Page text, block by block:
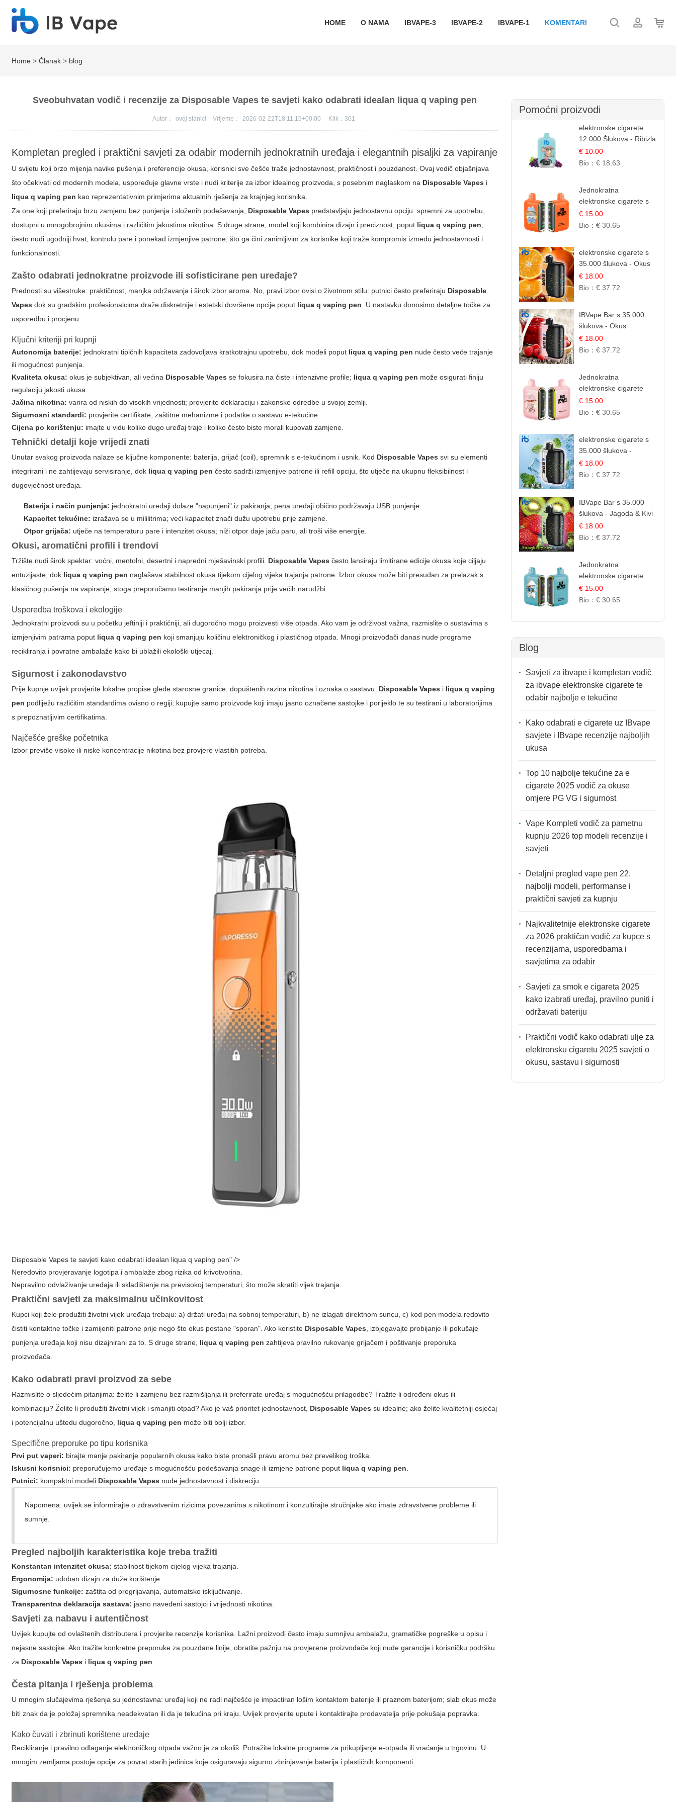
HOME O NAMA IBVAPE-3 IBVAPE-2 IBVAPE-1 KOMENTARI
Home >Članak > blog
Sveobuhvatan vodič i recenzije za Disposable Vapes te savjeti kako odabrati idealan liqua q vaping pen
Autor： ovoj stanici Vrijeme： 2026-02-22T18:11:19+00:00 Klik： 301
Kompletan pregled i praktični savjeti za odabir modernih jednokratnih uređaja i elegantnih pisaljki za vapiranje
U svijetu koji brzo mijenja navike pušenja i preferencije okusa, korisnici sve češće traže jednostavnost, praktičnost i pouzdanost. Ovaj vodič objašnjava
što očekivati od modernih modela, uspoređuje glavne vrste i nudi kriterije za izbor idealnog proizvoda, s posebnim naglaskom na Disposable Vapes i
liqua q vaping pen kao reprezentativnim primjerima aktualnih rješenja za krajnjeg korisnika.
Za one koji preferiraju brzu zamjenu bez punjenja i složenih podešavanja, Disposable Vapes predstavljaju jednostavnu opciju: spremni za upotrebu,
dostupni u mnogobrojnim okusima i različitim jakostima nikotina. S druge strane, model koji kombinira dizajn i preciznost, poput liqua q vaping pen
često nudi ugodniji hvat, kontrolu pare i ponekad izmjenjive patrone, što ga čini zanimljivim za korisnike koji traže kompromis između jednostavnosti i
funkcionalnosti.
Zašto odabrati jednokratne proizvode ili sofisticirane pen uređaje?
Prednosti su višestruke: praktičnost, manjka održavanja i širok izbor aroma. No, pravi izbor ovisi o životnom stilu: putnici često preferiraju Disposable
Vapes dok sugradskim profesionalcima draže diskretnije i estetski dovršene opcije poput liqua q vaping pen . U nastavku donosimo detaljne točke za
usporedbu i procjenu.
Ključni kriteriji pri kupnji
Autonomija baterije: jednokratni tipičnih kapaciteta zadovoljava kratkotrajnu upotrebu, dok modeli poput liqua q vaping pen nude često veće trajanje
ili mogućnost punjenja.
Kvaliteta okusa: okus je subjektivan, ali većina Disposable Vapes se fokusira na čiste i intenzivne profile; liqua q vaping pen može osigurati finiju
regulaciju jakosti ukusa.
Jačina nikotina: varira od niskih do visokih vrijednosti; provjerite deklaraciju i zakonske odredbe u svojoj zemlji.
Sigurnosni standardi: provjerite certifikate, zaštitne mehanizme i podatke o sastavu e-tekućine.
Cijena po korištenju: imajte u vidu koliko dugo uređaj traje i koliko često biste morali kupovati zamjene.
Tehnički detalji koje vrijedi znati
Unutar svakog proizvoda nalaze se ključne komponente: baterija, grijač (coil), spremnik s e-tekućinom i usnik. Kod Disposable Vapes svi su elementi
integrirani i ne zahtijevaju servisiranje, dok liqua q vaping pen često sadrži izmjenjive patrone ili refill opciju, što utječe na ukupnu fleksibilnost i
dugovječnost uređaja.
Baterija i način punjenja: jednokratni uređaji dolaze "napunjeni" iz pakiranja; pena uređaji obično podržavaju USB punjenje.
Kapacitet tekućine: izražava se u mililitrima; veći kapacitet znači dužu upotrebu prije zamjene.
Otpor grijača: utječe na temperaturu pare i intenzitet okusa; niži otpor daje jaču paru, ali troši više energije.
Okusi, aromatični profili i trendovi
Tržište nudi širok spektar: voćni, mentolni, desertni i napredni mješavinski profili. Disposable Vapes često lansiraju limitirane edicije okusa koje ciljaju
entuzijaste, dok liqua q vaping pen naglašava stabilnost okusa tijekom cijelog vijeka trajanja patrone. Izbor okusa može biti presudan za prelazak s
klasičnog pušenja na vapiranje, stoga preporučamo testiranje manjih pakiranja prije većih narudžbi.
Usporedba troškova i ekologije
Jednokratni proizvodi su u početku jeftiniji i praktičniji, ali dugoročno mogu proizvesti više otpada. Ako vam je održivost važna, razmislite o sustavima s
izmjenjivim patrama poput liqua q vaping pen koji smanjuju količinu elektroničkog i plastičnog otpada. Mnogi proizvođači danas nude programe
recikliranja i povratne ambalaže kako bi ublažili ekološki utjecaj.
Sigurnost i zakonodavstvo
Prije kupnje uvijek provjerite lokalne propise glede starosne granice, dopuštenih razina nikotina i oznaka o sastavu. Disposable Vapes i liqua q vaping
pen podliježu različitim standardima ovisno o regiji; kupujte samo proizvode koji imaju jasno označene sastojke i porijeklo te su testirani u laboratorijima
s prepoznatljivim certifikatima.
Najčešće greške početnika
Izbor previše visoke ili niske koncentracije nikotina bez provjere vlastitih potreba.
Disposable Vapes te savjeti kako odabrati idealan liqua q vaping pen" />
Neredovito provjeravanje logotipa i ambalaže zbog rizika od krivotvorina.
Nepravilno odvlaživanje uređaja ili skladištenje na previsokoj temperaturi, što može skratiti vijek trajanja.
Praktični savjeti za maksimalnu učinkovitost
Kupci koji žele produžiti životni vijek uređaja trebaju: a) držati uređaj na sobnoj temperaturi, b) ne izlagati direktnom suncu, c) kod pen modela redovito
čistiti kontaktne točke i zamijeniti patrone prije nego što okus postane "sporan". Ako koristite Disposable Vapes, izbjegavajte probijanje ili pokušaje
punjenja uređaja koji nisu dizajnirani za to. S druge strane, liqua q vaping pen zahtijeva pravilno rukovanje grijačem i poštivanje preporuka
proizvođača.
Kako odabrati pravi proizvod za sebe
Razmislite o sljedećim pitanjima: želite li zamjenu bez razmišljanja ili preferirate uređaj s mogućnošću prilagodbe? Tražite li određeni okus ili
kombinaciju? Želite li produžiti životni vijek i smanjiti otpad? Ako je vaš prioritet jednostavnost, Disposable Vapes su idealne; ako želite kvalitetniji osjećaj
i potencijalnu uštedu dugoročno, liqua q vaping pen može biti bolji izbor.
Specifične preporuke po tipu korisnika
Prvi put vaperi: birajte manje pakiranje popularnih okusa kako biste pronašli pravu aromu bez prevelikog troška.
Iskusni korisnici: preporučujemo uređaje s mogućnošću podešavanja snage ili izmjene patrone poput liqua q vaping pen.
Putnici: kompaktni modeli Disposable Vapes nude jednostavnost i diskreciju.
Napomena: uvijek se informirajte o zdravstvenim rizicima povezanima s nikotinom i konzultirajte stručnjake ako imate zdravstvene probleme ili
sumnje.
Pregled najboljih karakteristika koje treba tražiti
Konstantan intenzitet okusa: stabilnost tijekom cijelog vijeka trajanja.
Ergonomija: udoban dizajn za duže korištenje.
Sigurnosne funkcije: zaštita od pregrijavanja, automatsko isključivanje.
Transparentna deklaracija sastava: jasno navedeni sastojci i vrijednosti nikotina.
Savjeti za nabavu i autentičnost
Uvijek kupujte od ovlaštenih distributera i provjerite recenzije korisnika. Lažni proizvodi često imaju sumnjivu ambalažu, gramatičke pogreške u opisu i
nejasne sastojke. Ako tražite konkretne preporuke za pouzdane linije, obratite pažnju na provjerene proizvođače koji nude garancije i korisničku podršku
za Disposable Vapes i liqua q vaping pen.
Česta pitanja i rješenja problema
U mnogim slučajevima rješenja su jednostavna: uređaj koji ne radi najčešće je impactiran lošim kontaktom baterije ili praznom baterijom; slab okus može
biti znak da je položaj spremnika neadekvatan ili da je tekućina pri kraju. Uvijek provjerite upute i kontaktirajte prodavatelja prije pokušaja popravka.
Kako čuvati i zbrinuti korištene uređaje
Recikliranje i pravilno odlaganje elektroničkog otpada važno je za okoliš. Potražite lokalne programe za prikupljanje e-otpada ili vraćanje u trgovinu. U
mnogim zemljama postoje opcije za povrat starih jedinica koje osiguravaju sigurno zbrinjavanje baterija i plastičnih komponenti.
Pomoćni proizvodi
elektronske cigarete
12.000 Šlukova - Ribizla
i Grožđe | Elegantna
Voćna Kombinacija
€ 10.00
Bio： € 18.63
Jednokratna
elektronske cigarete s
25.000 šlukova - Mango
& Ananas | Egzotična
€ 15.00
Bio： € 30.65
elektronske cigarete s
35.000 šlukova - Okus
Narančinog Džema |
Dugotrajno Iskustvo
€ 18.00
Bio： € 37.72
IBVape Bar s 35.000
šlukova - Okus
Malinova Džema |
Slatka Voćna Aroma
€ 18.00
Bio： € 37.72
Jednokratna
elektronske cigarete
25.000 Puffova -
Ružičasti Limun |
€ 15.00
Bio： € 30.65
elektronske cigarete s
35.000 šlukova -
Osježavajući Mentol |
Čista i Svježa Okus
€ 18.00
Bio： € 37.72
IBVape Bar s 35.000
šlukova - Jagoda & Kivi
| Osježavajuća Voćna
Mješavina
€ 18.00
Bio： € 37.72
Jednokratna
elektronske cigarete
25.000 Puffova - Kupina
& Borovnica | Šumska
€ 15.00
Bio： € 30.65
Blog
Savjeti za ibvape i kompletan vodič
za ibvape elektronske cigarete te
odabir najbolje e tekućine
Kako odabrati e cigarete uz IBvape
savjete i IBvape recenzije najboljih
ukusa
Top 10 najbolje tekućine za e
cigarete 2025 vodič za okuse
omjere PG VG i sigurnost
Vape Kompleti vodič za pametnu
kupnju 2026 top modeli recenzije i
savjeti
Detaljni pregled vape pen 22,
najbolji modeli, performanse i
praktični savjeti za kupnju
Najkvalitetnije elektronske cigarete
za 2026 praktičan vodič za kupce s
recenzijama, usporedbama i
savjetima za odabir
Savjeti za smok e cigareta 2025
kako izabrati uređaj, pravilno puniti i
održavati bateriju
Praktični vodič kako odabrati ulje za
elektronsku cigaretu 2025 savjeti o
okusu, sastavu i sigurnosti